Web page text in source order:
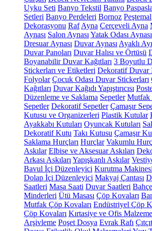
Uyku Seti Banyo Tekstil Banyo
Setleri Banyo Perdeleri Bornoz Peştemal
Dekorasyonu Raf Ayna Çerçeveli Ayna
Aynası Salon Aynası Yatak Odası Aynası
Dresuar Aynası Duvar Aynası Ayaklı
Duvar Panoları Duvar Halısı ve Örtüsü
Boyanabilir Duvar Kağıtları 3 Boyutlu
Stickerları ve Etiketleri Dekoratif Duvar
Folyolar Çocuk Odası Duvar Stickerları
Kağıtları Duvar Kağıdı Yapıştırıcısı
Düzenleme ve Saklama Sepetler Mutfak
Sepetler Dekoratif Sepetler Çamaşır
Kutusu ve Organizerleri Plastik Kutular
Ayakkabı Kutuları Oyuncak Kutuları
Dekoratif Kutu Takı Kutusu Çamaşır
Saklama Hurçları Hurçlar Vakumlu
Askılar Elbise ve Aksesuar Askıları
Arkası Askıları Yapışkanlı Askılar
Bavul İçi Düzenleyici Kurutma
Dolap İçi Düzenleyici Makyaj Çantası
Saatleri Masa Saati Duvar Saatleri
Minderleri Ütü Masası Çöp Kovaları
Mutfak Çöp Kovaları Endüstriyel Çöp
Çöp Kovaları Kırtasiye ve Ofis
Arşivleme Poşet Dosya Evrak Rafı